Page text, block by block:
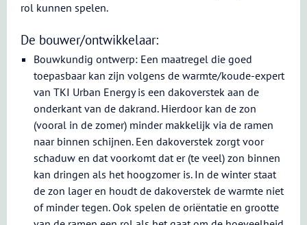
rol kunnen spelen.
De bouwer/ontwikkelaar:
Bouwkundig ontwerp: Een maatregel die goed
toepasbaar kan zijn volgens de warmte/koude-expert
van TKI Urban Energy is een dakoverstek aan de
onderkant van de dakrand. Hierdoor kan de zon
(vooral in de zomer) minder makkelijk via de ramen
naar binnen schijnen. Een dakoverstek zorgt voor
schaduw en dat voorkomt dat er (te veel) zon binnen
kan dringen als het hoogzomer is. In de winter staat
de zon lager en houdt de dakoverstek de warmte niet
of minder tegen. Ook spelen de oriëntatie en grootte